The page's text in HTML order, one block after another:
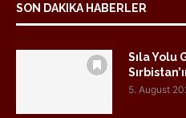
SON DAKIKA HABERLER
Sıla Yolu
5. August